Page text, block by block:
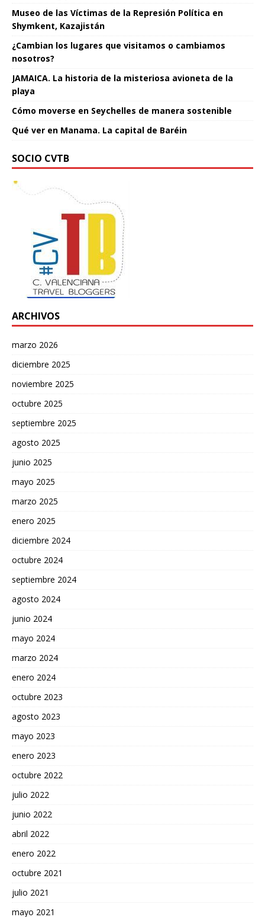
Museo de las Víctimas de la Represión Política en
Shymkent, Kazajistán
¿Cambian los lugares que visitamos o cambiamos
nosotros?
JAMAICA. La historia de la misteriosa avioneta de la
playa
Cómo moverse en Seychelles de manera sostenible
Qué ver en Manama. La capital de Baréin
SOCIO CVTB
ARCHIVOS
marzo 2026
diciembre 2025
noviembre 2025
octubre 2025
septiembre 2025
agosto 2025
junio 2025
mayo 2025
marzo 2025
enero 2025
diciembre 2024
octubre 2024
septiembre 2024
agosto 2024
junio 2024
mayo 2024
marzo 2024
enero 2024
octubre 2023
agosto 2023
mayo 2023
enero 2023
octubre 2022
julio 2022
junio 2022
abril 2022
enero 2022
octubre 2021
julio 2021
mayo 2021